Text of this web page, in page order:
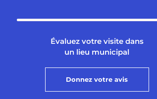
Évaluez votre visite dans
un lieu municipal
Donnez votre avis